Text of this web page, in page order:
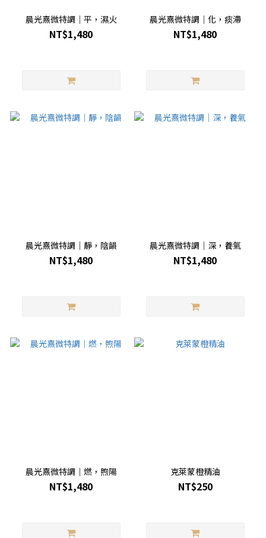
晨光熹微特調｜平，濕火
NT$1,480
晨光熹微特調｜化，痰滯
NT$1,480
晨光熹微特調｜靜，陰韻
NT$1,480
晨光熹微特調｜深，養氣
NT$1,480
晨光熹微特調｜燃，煦陽
NT$1,480
克萊蒙橙精油
NT$250